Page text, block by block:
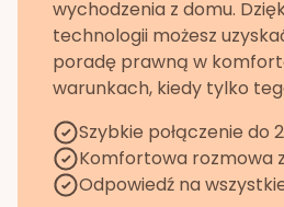
wychodzenia z domu.
technologii możesz
poradę prawną w
warunkach, kiedy tylko
Szybkie połączenie do
Komfortowa rozmowa
Odpowiedź na